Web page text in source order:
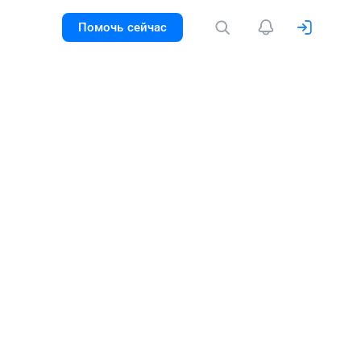
Помочь сейчас